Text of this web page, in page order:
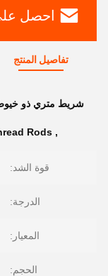
احصل
تفاصيل المنتج
,
Rods
قوة الشد:
الدرجة:
المعيار:
الحجم: